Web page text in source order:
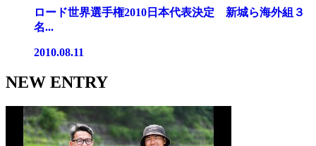
ロード世界選手権2010日本代表決定 新城ら海外組３
名...
2010.08.11
NEW ENTRY